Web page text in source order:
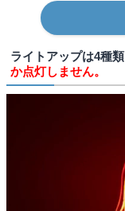
ライトアップは4種
か点灯しません。